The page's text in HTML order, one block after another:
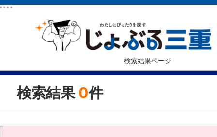
" " " "
検索結果ページ
検索結果 0件